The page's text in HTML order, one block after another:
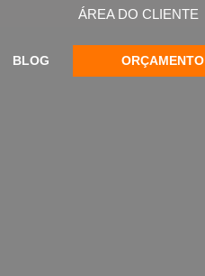
ÁREA DO CLIENTE
BLOG ORÇAMENTO